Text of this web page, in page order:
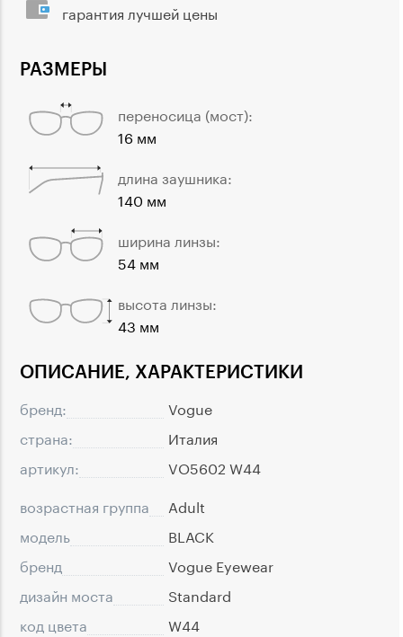
ОПИСАНИЕ, ХАРАКТЕРИСТИКИ
бренд:
Vogue
страна:
Италия
артикул:
VO5602 W44
возрастная группа
Adult
модель
BLACK
бренд
Vogue Eyewear
дизайн моста
Standard
код цвета
W44
РАЗМЕРЫ
переносица (мост):
16 мм
длина заушника:
140 мм
ширина линзы:
54 мм
высота линзы:
43 мм
гарантия лучшей цены